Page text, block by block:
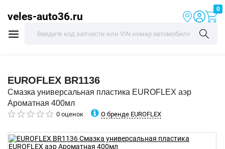
veles-auto36.ru
0
EUROFLEX BR1136
Смазка универсальная пластика EUROFLEX аэр
Ароматная 400мл
0 оценок О бренде EUROFLEX